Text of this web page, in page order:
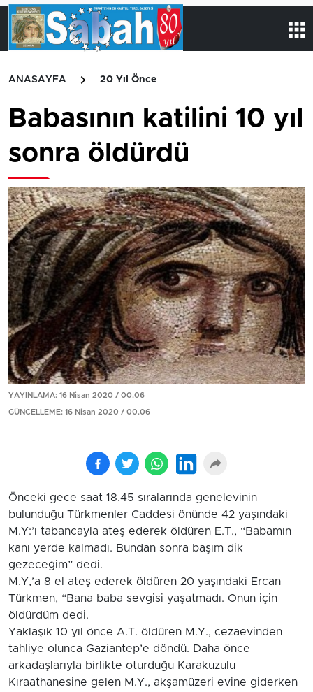
ANASAYFA 20 Yıl Önce
Babasının katilini 10 yıl
sonra öldürdü
YAYINLAMA: 16 Nisan 2020 / 00.06
GÜNCELLEME: 16 Nisan 2020 / 00.06
Önceki gece saat 18.45 sıralarında genelevinin
bulunduğu Türkmenler Caddesi önünde 42 yaşındaki
M.Y:’ı tabancayla ateş ederek öldüren E.T., “Babamın
kanı yerde kalmadı. Bundan sonra başım dik
gezeceğim” dedi.
M.Y,’a 8 el ateş ederek öldüren 20 yaşındaki Ercan
Türkmen, “Bana baba sevgisi yaşatmadı. Onun için
öldürdüm dedi.
Yaklaşık 10 yıl önce A.T. öldüren M.Y., cezaevinden
tahliye olunca Gaziantep’e döndü. Daha önce
arkadaşlarıyla birlikte oturduğu Karakuzulu
Kıraathanesine gelen M.Y., akşamüzeri evine giderken